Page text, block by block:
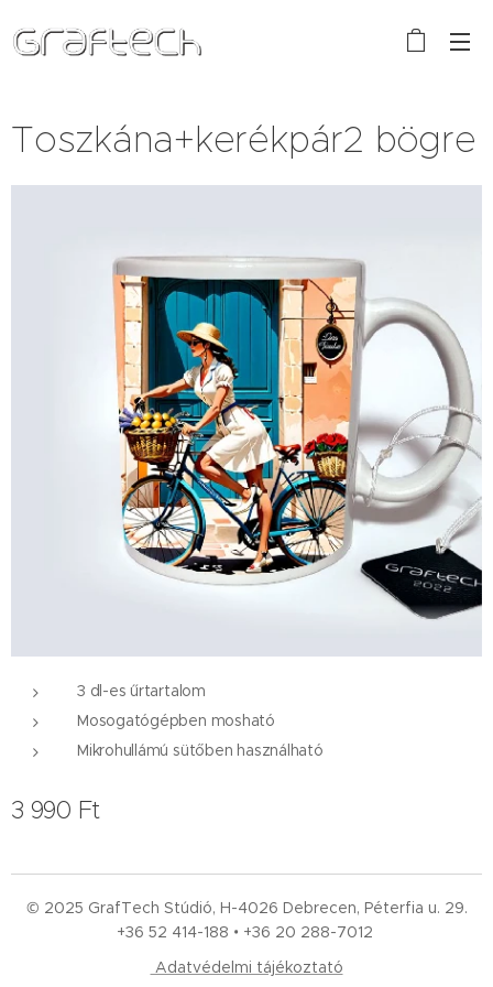
Toszkána+kerékpár2 bögre
3 dl-es űrtartalom
Mosogatógépben mosható
Mikrohullámú sütőben használható
3 990 Ft
© 2025 GrafTech Stúdió, H-4026 Debrecen, Péterfia u. 29.
+36 52 414-188 • +36 20 288-7012
Adatvédelmi tájékoztató